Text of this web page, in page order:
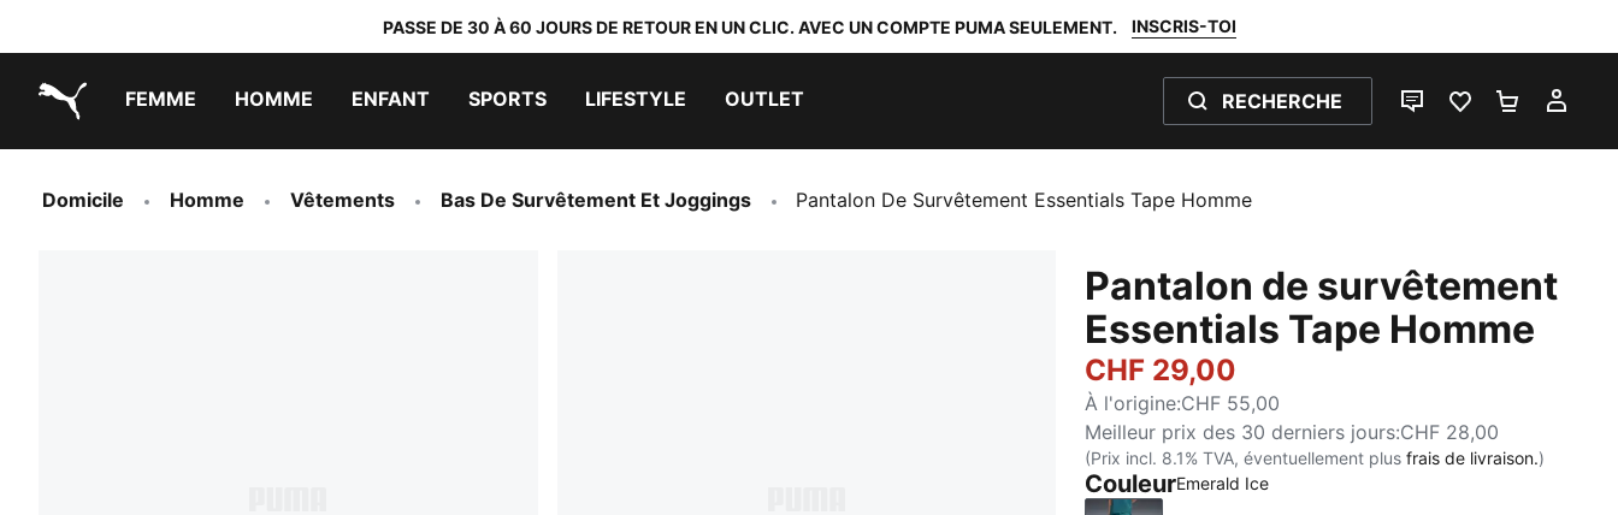
PASSE DE 30 À 60 JOURS DE RETOUR EN UN CLIC. AVEC UN COMPTE PUMA SEULEMENT. INSCRIS-TOI
FEMME HOMME ENFANT SPORTS LIFESTYLE OUTLET RECHERCHE
LIVE CHATFAVORIS 0PANIER 0
Domicile Homme Vêtements Bas De Survêtement Et Joggings Pantalon De Survêtement Essentials Tape Homme
Pantalon de survêtement
Essentials Tape Homme
CHF 29,00
À l'origine:CHF 55,00
Meilleur prix des 30 derniers jours:CHF 28,00
(Prix incl. 8.1% TVA, éventuellement plusfrais de livraison.)
CouleurEmerald Ice